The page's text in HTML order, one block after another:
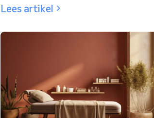
Lees artikel